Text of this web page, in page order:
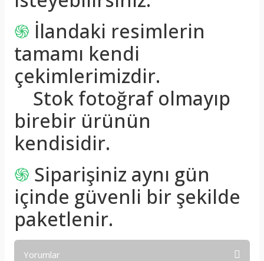
֍ İlandaki resimlerin
tamamı kendi
çekimlerimizdir.
Stok fotoğraf olmayıp
birebir ürünün
kendisidir.
֍ Siparişiniz aynı gün
içinde güvenli bir şekilde
paketlenir.
Yorumlar